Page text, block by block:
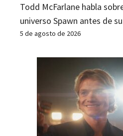
Todd McFarlane habla
universo Spawn antes de
5 de agosto de 2026